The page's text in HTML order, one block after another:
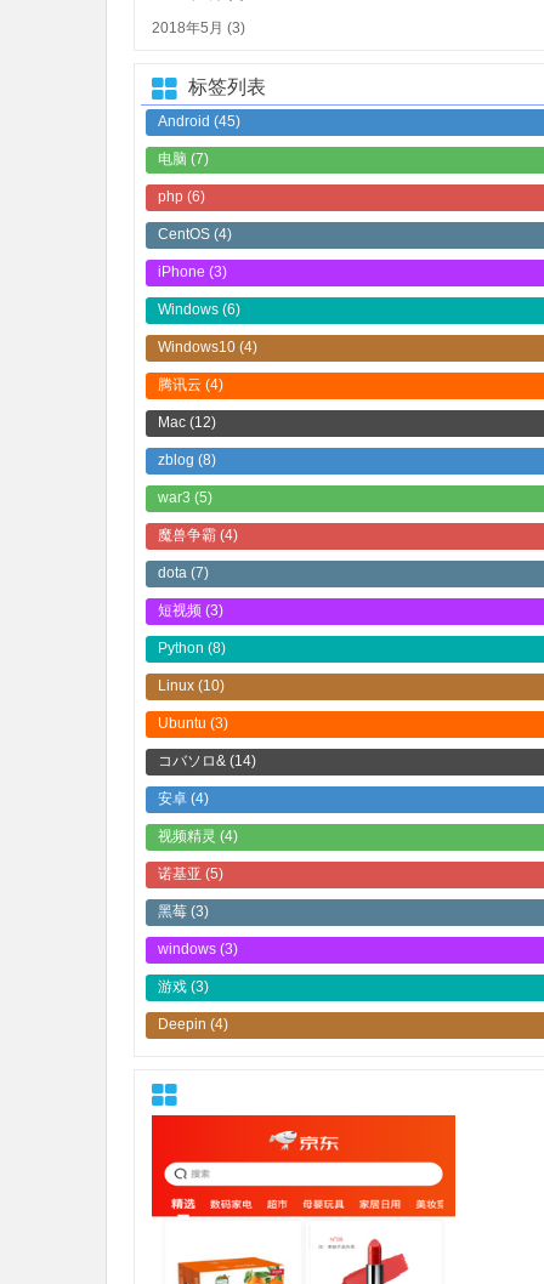
2018年5月 (3)
标签列表
Android (45)
电脑 (7)
php (6)
CentOS (4)
iPhone (3)
Windows (6)
Windows10 (4)
腾讯云 (4)
Mac (12)
zblog (8)
war3 (5)
魔兽争霸 (4)
dota (7)
短视频 (3)
Python (8)
Linux (10)
Ubuntu (3)
コバソロ& (14)
安卓 (4)
视频精灵 (4)
诺基亚 (5)
黑莓 (3)
windows (3)
游戏 (3)
Deepin (4)